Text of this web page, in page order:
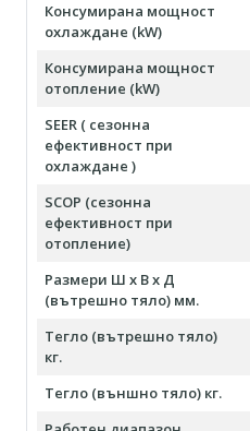
Консумирана мощност
охлаждане (kW)
Консумирана мощност
отопление (kW)
SEER ( сезонна
ефективност при
охлаждане )
SCOP (сезонна
ефективност при
отопление)
Размери Ш х В х Д
(вътрешно тяло) мм.
Тегло (вътрешно тяло)
кг.
Тегло (външно тяло) кг.